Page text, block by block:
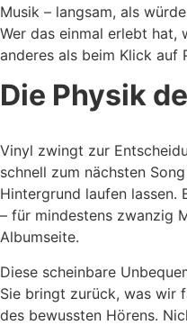
Musik – langsam, als
Wer das einmal erlebt hat,
anderes als beim Klick auf
Die Physik
Vinyl zwingt zur
schnell zum nächsten
Hintergrund laufen lassen.
– für mindestens zwanzig
Albumseite.
Diese scheinbare
Sie bringt zurück, was wir
des bewussten Hörens.